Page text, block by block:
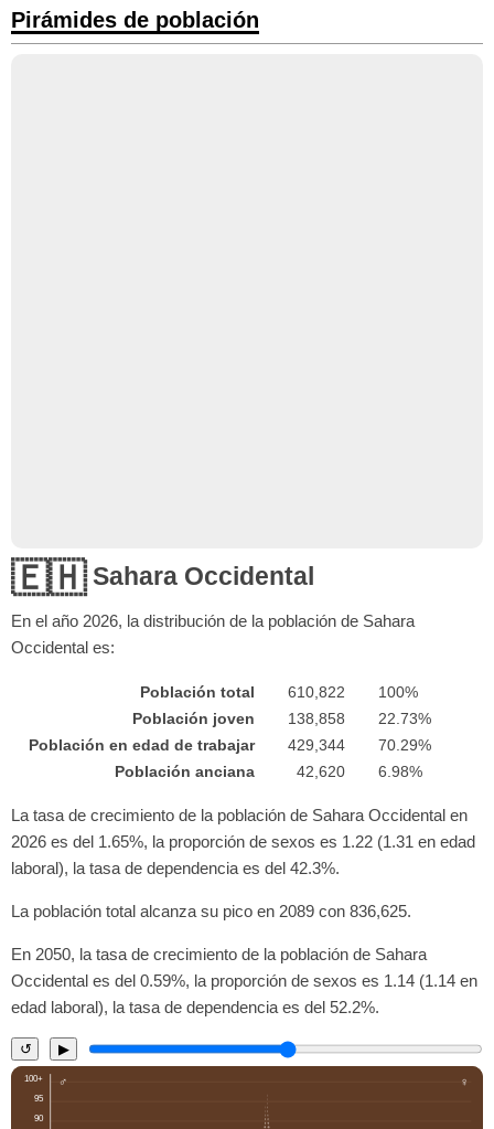
Pirámides de población
🇪🇭Sahara Occidental
En el año 2026, la distribución de la población de Sahara
Occidental es:
Población total 610,822
100%
Población joven
138,858
22.73%
Población en edad de trabajar
429,344
70.29%
Población anciana
42,620 6.98%
La tasa de crecimiento de la población de Sahara Occidental en
2026 es del 1.65%, la proporción de sexos es 1.22 (1.31 en edad
laboral), la tasa de dependencia es del 42.3%.
La población total alcanza su pico en 2089 con 836,625.
En 2050, la tasa de crecimiento de la población de Sahara
Occidental es del 0.59%, la proporción de sexos es 1.14 (1.14 en
edad laboral), la tasa de dependencia es del 52.2%.
↺ ▶